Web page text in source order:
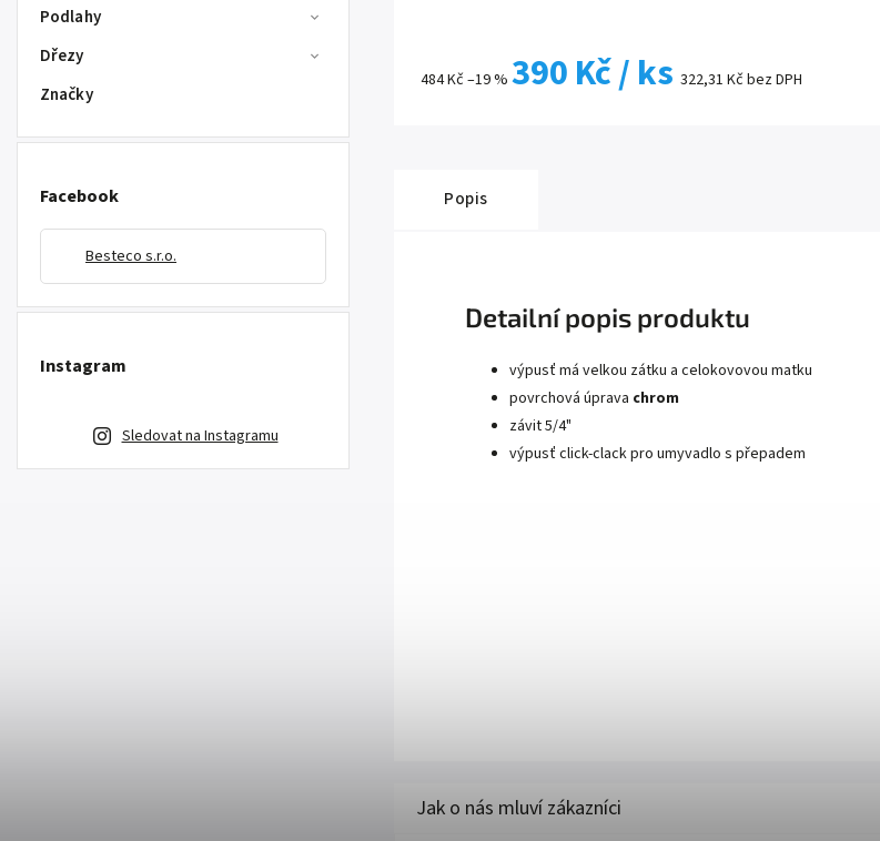
Podlahy
Dřezy
Značky
Facebook
Besteco s.r.o.
Instagram
Sledovat na Instagramu
484 Kč–19 % 390 Kč/ ks 322,31 Kč bez DPH
Popis
Detailní popis produktu
výpusť má velkou zátku a celokovovou matku
povrchová úprava chrom
závit 5/4"
výpusť click-clack pro umyvadlo s přepadem